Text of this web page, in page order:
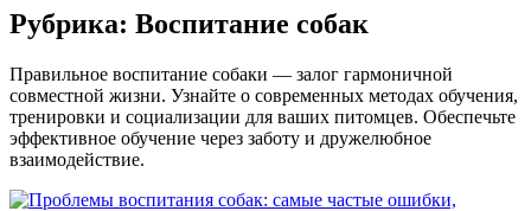
Рубрика: Воспитание собак
Правильное воспитание собаки — залог гармоничной
совместной жизни. Узнайте о современных методах обучения,
тренировки и социализации для ваших питомцев. Обеспечьте
эффективное обучение через заботу и дружелюбное
взаимодействие.